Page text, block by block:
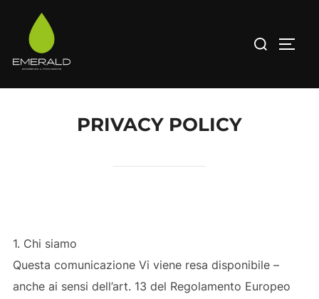
contenuto
Cerca
PRIVACY POLICY
1. Chi siamo
Questa comunicazione Vi viene resa disponibile –
anche ai sensi dell’art. 13 del Regolamento Europeo